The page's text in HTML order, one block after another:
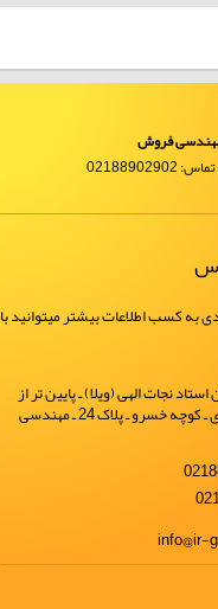
فروش
به کسب اطلاعات بیشتر میتوانید با
نجات الهی (ویلا) ـ پایین تر از
خیابان شهید کلانتری ـ کوچه خسرو ـ پلاک 24 ـ مهندسی